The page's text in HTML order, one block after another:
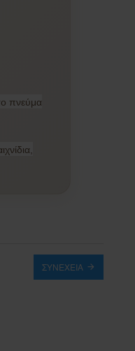
πνεύμα
ΣΥΝΈΧΕΙΑ